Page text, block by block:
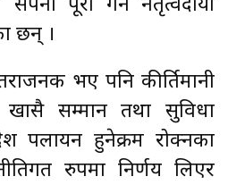
सपना पूरा गर्न नेतृत्वदायी
छन् ।
भए पनि कीर्तिमानी
खासै सम्मान तथा सुविधा
पलायन हुनेक्रम रोक्नका
रुपमा निर्णय लिएर